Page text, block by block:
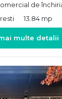
de
13.84 mp
multe detalii